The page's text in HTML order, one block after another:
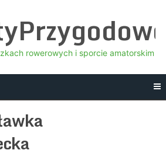
rowerowych i sporcie amatorskim